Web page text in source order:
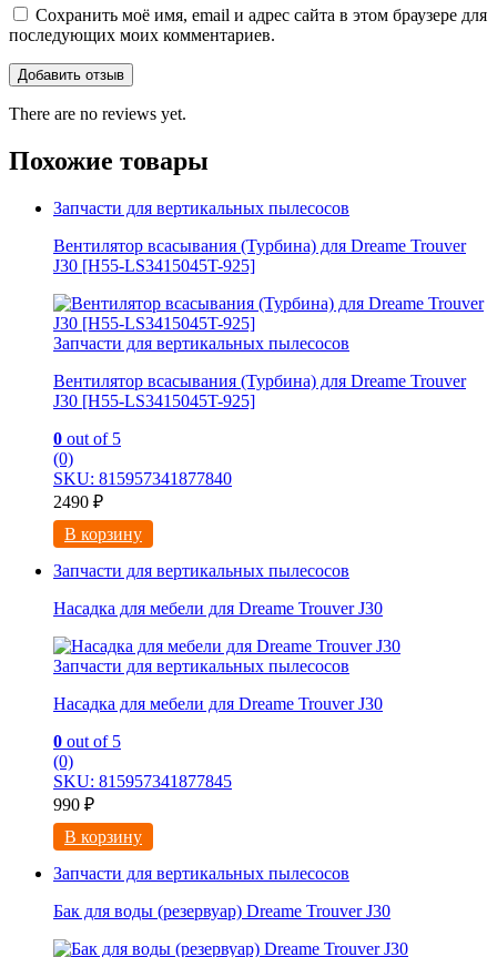
Сохранить моё имя, email и адрес сайта в этом браузере для
последующих моих комментариев.
There are no reviews yet.
Похожие товары
Запчасти для вертикальных пылесосов
Вентилятор всасывания (Турбина) для Dreame Trouver
J30 [H55-LS3415045T-925]
Запчасти для вертикальных пылесосов
Вентилятор всасывания (Турбина) для Dreame Trouver
J30 [H55-LS3415045T-925]
0 out of 5
(0)
SKU: 815957341877840
2490 ₽
В корзину
Запчасти для вертикальных пылесосов
Насадка для мебели для Dreame Trouver J30
Запчасти для вертикальных пылесосов
Насадка для мебели для Dreame Trouver J30
0 out of 5
(0)
SKU: 815957341877845
990 ₽
В корзину
Запчасти для вертикальных пылесосов
Бак для воды (резервуар) Dreame Trouver J30